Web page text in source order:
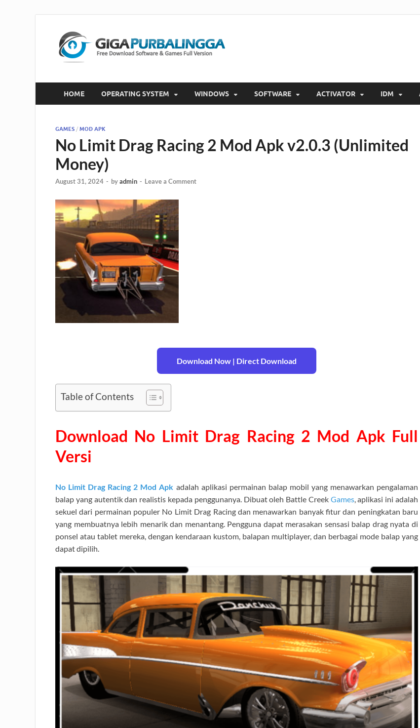
HOME OPERATING SYSTEM WINDOWS SOFTWARE ACTIVATOR IDM
GAMES / MOD APK
No Limit Drag Racing 2 Mod Apk v2.0.3 (Unlimited
Money)
August 31, 2024 - byadmin - Leave a Comment
Download Now | Direct Download
Table of Contents
Download No Limit Drag Racing 2 Mod Apk Full
Versi
No Limit Drag Racing 2 Mod Apk adalah aplikasi permainan balap mobil yang menawarkan pengalaman
balap yang autentik dan realistis kepada penggunanya. Dibuat oleh Battle Creek Games, aplikasi ini adalah
sekuel dari permainan populer No Limit Drag Racing dan menawarkan banyak fitur dan peningkatan baru
yang membuatnya lebih menarik dan menantang. Pengguna dapat merasakan sensasi balap drag nyata di
ponsel atau tablet mereka, dengan kendaraan kustom, balapan multiplayer, dan berbagai mode balap yang
dapat dipilih.